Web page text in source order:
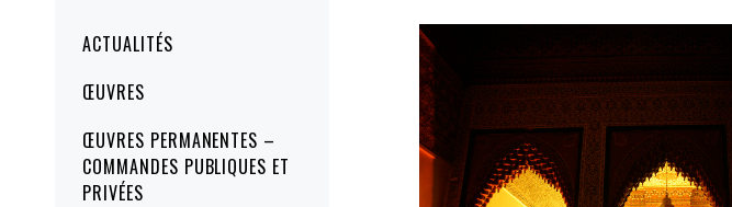
MenuACTUALITÉS
ŒUVRES
ŒUVRES PERMANENTES –
COMMANDES PUBLIQUES ET
PRIVÉES